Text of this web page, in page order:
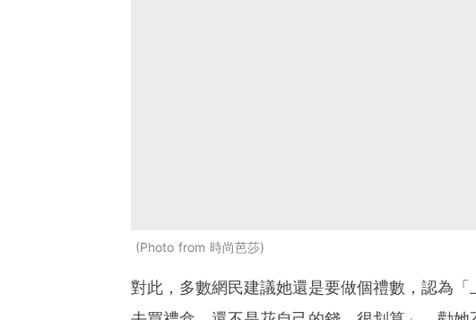
Photo from 時尚芭莎
對此，多數網民建議她還是要做個禮數，認為